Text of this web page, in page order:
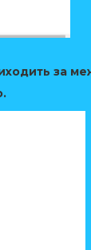
за